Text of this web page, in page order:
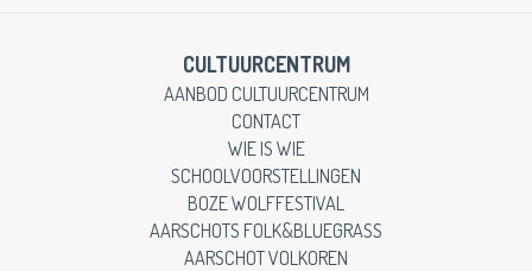
CULTUURCENTRUM
AANBOD CULTUURCENTRUM
CONTACT
WIE IS WIE
SCHOOLVOORSTELLINGEN
BOZE WOLFFESTIVAL
AARSCHOTS FOLK&BLUEGRASS
AARSCHOT VOLKOREN